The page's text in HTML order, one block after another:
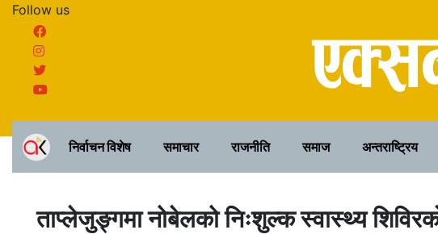
Follow us
निर्वाचन विशेष समाचार राजनीति समाज अन्तराष्ट्रिय
ताप्लेजुङ्गमा नोबेलको निःशुल्क स्वास्थ्य